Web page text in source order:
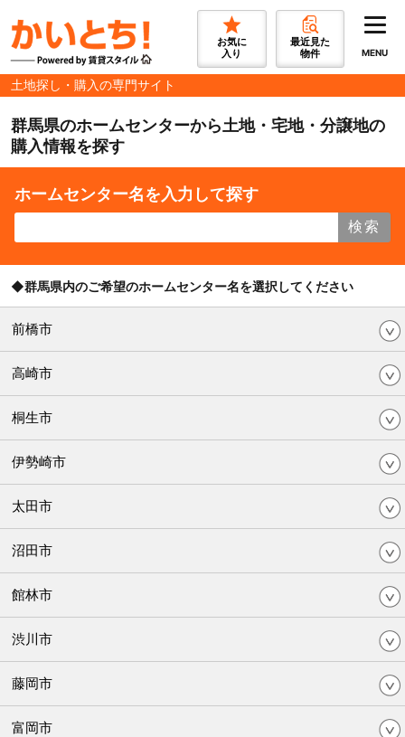
お気に
入り
最近見た
物件
MENU
土地探し・購入の専門サイト
群馬県のホームセンターから土地・宅地・分譲地の
購入情報を探す
ホームセンター名を入力して探す
検索
◆群馬県内のご希望のホームセンター名を選択してください
前橋市
高崎市
桐生市
伊勢崎市
太田市
沼田市
館林市
渋川市
藤岡市
富岡市